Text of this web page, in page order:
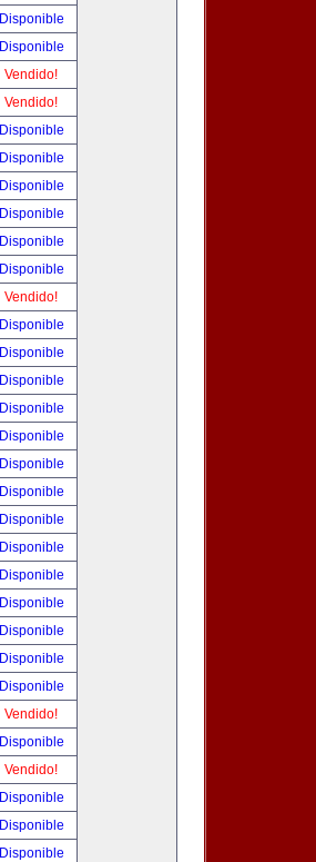
Disponible
Disponible
Vendido!
Vendido!
Disponible
Disponible
Disponible
Disponible
Disponible
Disponible
Vendido!
Disponible
Disponible
Disponible
Disponible
Disponible
Disponible
Disponible
Disponible
Disponible
Disponible
Disponible
Disponible
Disponible
Disponible
Vendido!
Disponible
Vendido!
Disponible
Disponible
Disponible